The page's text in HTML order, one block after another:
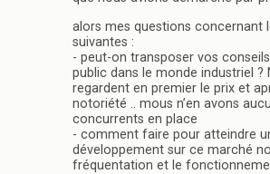
alors mes questions concernant
suivantes :
- peut-on transposer vos
public dans le monde industriel ?
regardent en premier le prix et
notoriété .. mous n’en avons
concurrents en place
- comment faire pour atteindre
développement sur ce marché
fréquentation et le